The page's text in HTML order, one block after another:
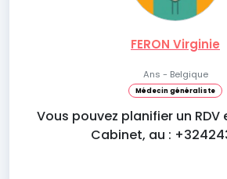
FERON Virginie
Ans - Belgique
Médecin généraliste
Vous pouvez planifier un
Cabinet, au :